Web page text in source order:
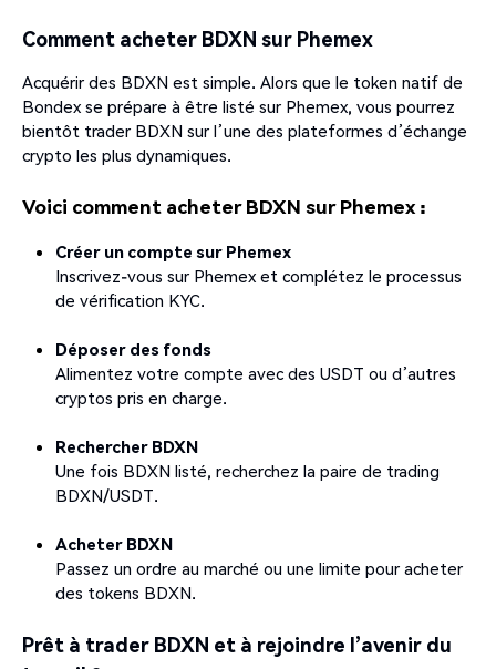
Comment acheter BDXN sur Phemex
Acquérir des BDXN est simple. Alors que le token natif de
Bondex se prépare à être listé sur Phemex, vous pourrez
bientôt trader BDXN sur l’une des plateformes d’échange
crypto les plus dynamiques.
Voici comment acheter BDXN sur Phemex :
Créer un compte sur Phemex
Inscrivez-vous sur Phemex et complétez le processus
de vérification KYC.
Déposer des fonds
Alimentez votre compte avec des USDT ou d’autres
cryptos pris en charge.
Rechercher BDXN
Une fois BDXN listé, recherchez la paire de trading
BDXN/USDT.
Acheter BDXN
Passez un ordre au marché ou une limite pour acheter
des tokens BDXN.
Prêt à trader BDXN et à rejoindre l’avenir du